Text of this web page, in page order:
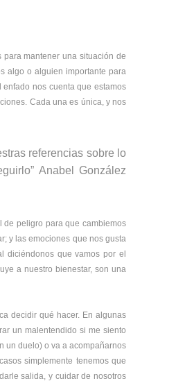
mantener una situación de
algo o alguien importante para
nos cuenta que estamos
Cada una es única, y nos
referencias sobre lo
Anabel González
de peligro para que cambiemos
y las emociones que nos gusta
diciéndonos que vamos por el
a nuestro bienestar, son una
decidir qué hacer. En algunas
un malentendido si me siento
un duelo) o va a acompañarnos
simplemente tenemos que
salida, y cuidar de nosotros